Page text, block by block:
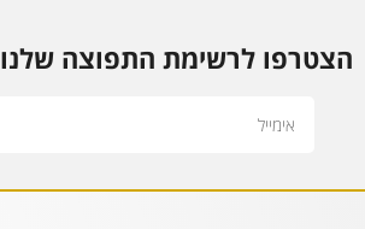
הצטרפו לרשימת התפוצה שלנו